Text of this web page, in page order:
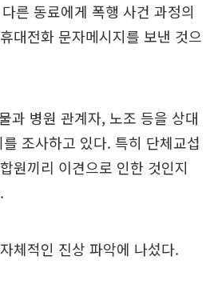
른 동료에게 폭행 사건 과정의
대전화 문자메시지를 보낸 것으
과 병원 관계자, 노조 등을 상대
조사하고 있다. 특히 단체교섭
원끼리 이견으로 인한 것인지
체적인 진상 파악에 나섰다.